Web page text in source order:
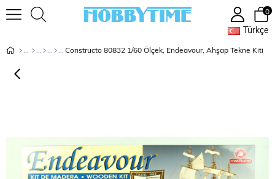
Türkçe
0
Constructo 80832 1/60 Ölçek, Endeavour, Ahşap Tekne Kiti